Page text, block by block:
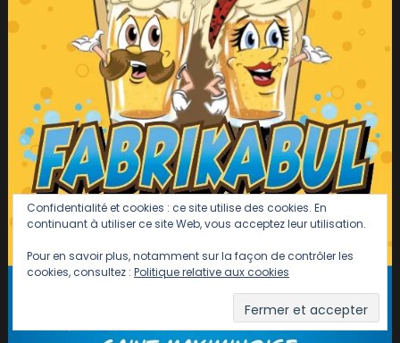
Confidentialité et cookies : ce site utilise des cookies. En
continuant à utiliser ce site Web, vous acceptez leur utilisation.
Pour en savoir plus, notamment sur la façon de contrôler les
cookies, consultez : Politique relative aux cookies